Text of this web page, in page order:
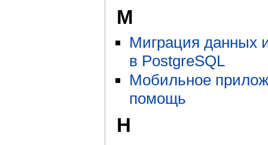
М
Миграция данных
в PostgreSQL
Мобильное
помощь
Н